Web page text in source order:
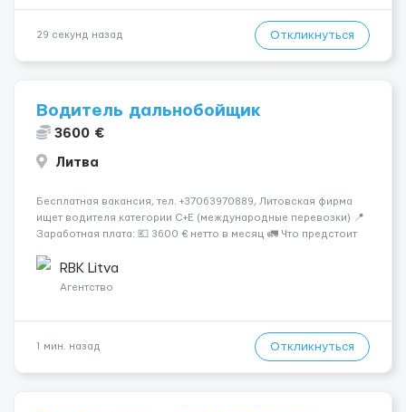
29 секунд назад Откликнуться
Водитель дальнобойщик
3600 €
Литва
Бесплатная вакансия, тел. +37063970889, Литовская фирма
ищет водителя категории C+E (международные перевозки) 📍
Заработная плата: 💶 3600 € нетто в месяц 🚛 Что предстоит
рефрижераторах. В среднем 400–500 км в день. Погрузки и
разгрузки ...
RBK Litva
Агентство
1 мин. назад Откликнуться